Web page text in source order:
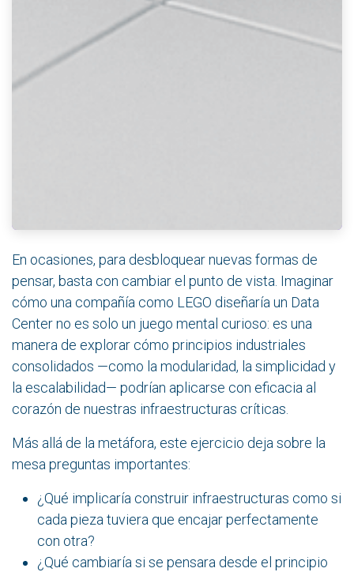
En ocasiones, para desbloquear nuevas formas de
pensar, basta con cambiar el punto de vista. Imaginar
cómo una compañía como LEGO diseñaría un Data
Center no es solo un juego mental curioso: es una
manera de explorar cómo principios industriales
consolidados —como la modularidad, la simplicidad y
la escalabilidad— podrían aplicarse con eficacia al
corazón de nuestras infraestructuras críticas.
Más allá de la metáfora, este ejercicio deja sobre la
mesa preguntas importantes:
¿Qué implicaría construir infraestructuras como si
cada pieza tuviera que encajar perfectamente
con otra?
¿Qué cambiaría si se pensara desde el principio